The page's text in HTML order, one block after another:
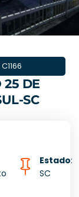
C1166
25 DE
SC
Estado:
SC